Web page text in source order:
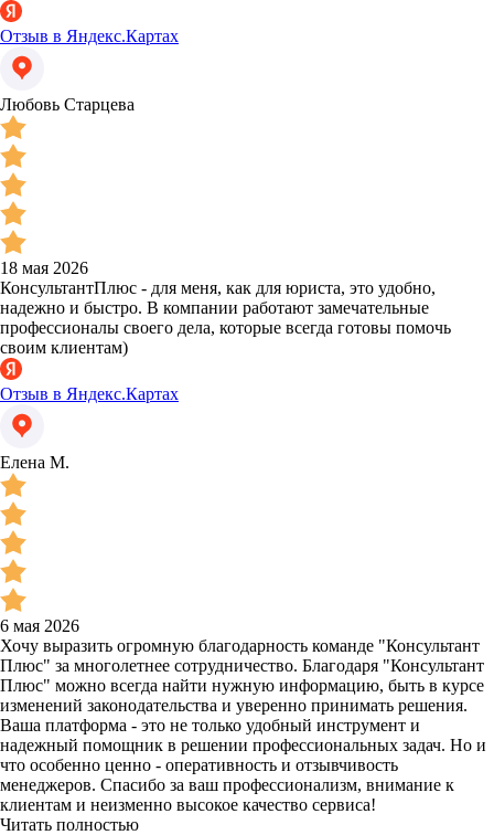
Отзыв в Яндекс.Картах
Любовь Старцева
18 мая 2026
КонсультантПлюс - для меня, как для юриста, это удобно,
надежно и быстро. В компании работают замечательные
профессионалы своего дела, которые всегда готовы помочь
своим клиентам)
Отзыв в Яндекс.Картах
Елена М.
6 мая 2026
Хочу выразить огромную благодарность команде "Консультант
Плюс" за многолетнее сотрудничество. Благодаря "Консультант
Плюс" можно всегда найти нужную информацию, быть в курсе
изменений законодательства и уверенно принимать решения.
Ваша платформа - это не только удобный инструмент и
надежный помощник в решении профессиональных задач. Но и
что особенно ценно - оперативность и отзывчивость
менеджеров. Спасибо за ваш профессионализм, внимание к
клиентам и неизменно высокое качество сервиса!
Читать полностью